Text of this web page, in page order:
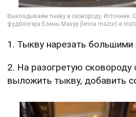
1. Тыкву нарезать большими
2. На разогретую сковороду
выложить тыкву, добавить